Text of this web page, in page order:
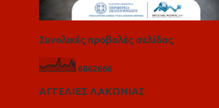
Συνολικές προβολές σελίδας
6862666
ΑΓΓΕΛΙΕΣ ΛΑΚΩΝΙΑΣ